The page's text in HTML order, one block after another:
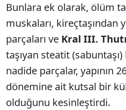
Bunlara ek olarak, ölüm
muskaları, kireçtaşından
parçaları ve Kral III.
taşıyan steatit
nadide parçalar, yapının
dönemine ait kutsal bir
olduğunu kesinleştirdi.